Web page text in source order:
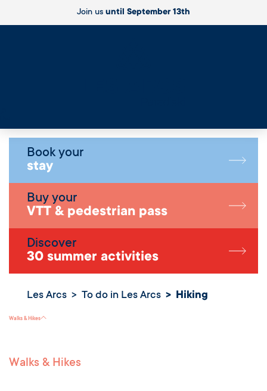
Join us until September 13th
Book your
stay
Buy your
VTT & pedestrian pass
Discover
30 summer activities
Les Arcs To do in Les Arcs Hiking
Walks & Hikes
Walks & Hikes